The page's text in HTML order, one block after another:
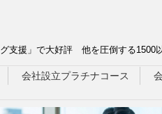
支援」で大好評 他を圧倒する1500
会社設立プラチナコース